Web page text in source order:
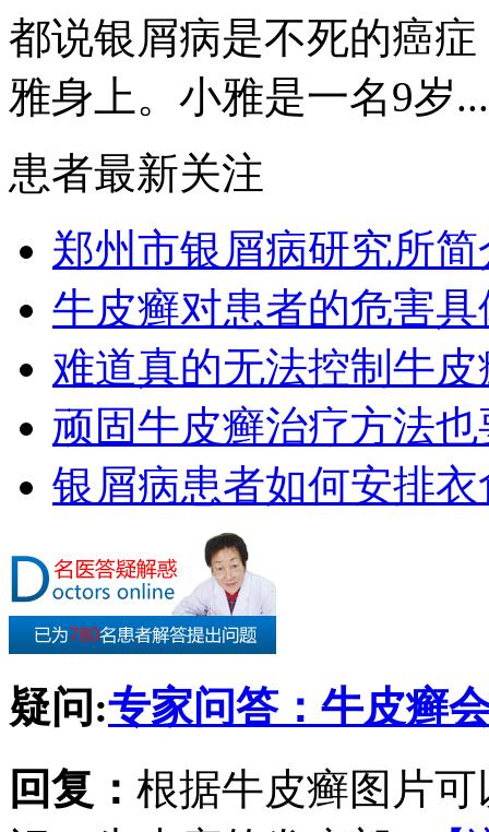
都说银屑病是不死的癌
雅身上。小雅是一名9岁...
患者最新关注
郑州市银屑病研究所简
牛皮癣对患者的危害
难道真的无法控制牛
顽固牛皮癣治疗方法也
银屑病患者如何安排
疑问:专家问答：牛皮癣
回复： 根据牛皮癣图片